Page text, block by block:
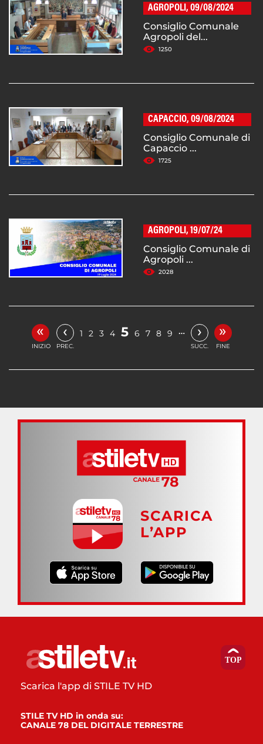
AGROPOLI, 09/08/2024
Consiglio Comunale
Agropoli del...
1250
CAPACCIO, 09/08/2024
Consiglio Comunale di
Capaccio ...
1725
AGROPOLI, 19/07/24
Consiglio Comunale di
Agropoli ...
2028
«
INIZIO
‹
PREC.
1 2 3 4 5 6 7 8 9 … ›
SUCC.
»
FINE
SCARICA
L’APP
Scarica l'app di STILE TV HD
STILE TV HD in onda su:
CANALE 78 DEL DIGITALE TERRESTRE